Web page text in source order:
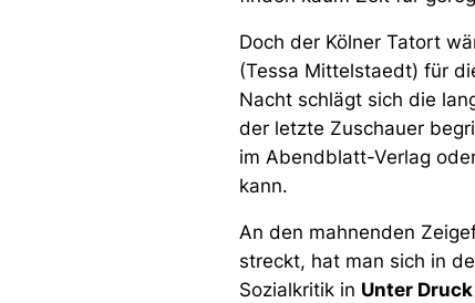
Doch der Kölner Tatort
(Tessa Mittelstaedt) für
Nacht schlägt sich die
der letzte Zuschauer
im Abendblatt-Verlag
kann.
An den mahnenden
streckt, hat man sich in
Sozialkritik in Unter Druck